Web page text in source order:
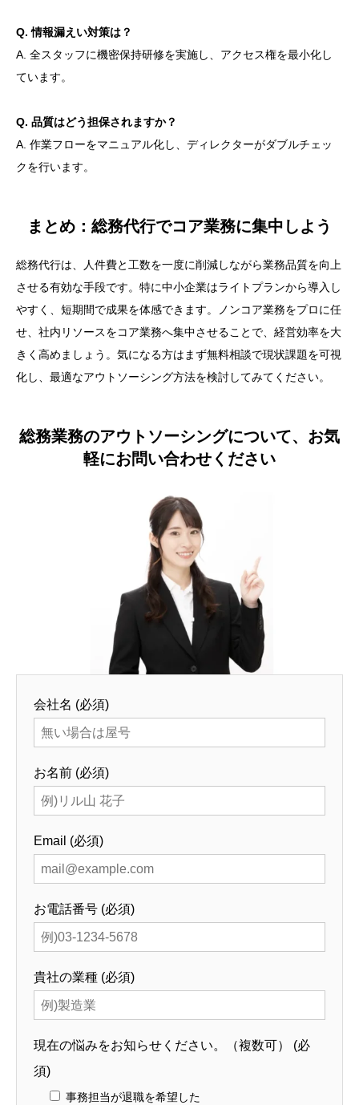
Q. 情報漏えい対策は？
A. 全スタッフに機密保持研修を実施し、アクセス権を最小化し
ています。
Q. 品質はどう担保されますか？
A. 作業フローをマニュアル化し、ディレクターがダブルチェッ
クを行います。
まとめ：総務代行でコア業務に集中しよう
総務代行は、人件費と工数を一度に削減しながら業務品質を向上
させる有効な手段です。特に中小企業はライトプランから導入し
やすく、短期間で成果を体感できます。ノンコア業務をプロに任
せ、社内リソースをコア業務へ集中させることで、経営効率を大
きく高めましょう。気になる方はまず無料相談で現状課題を可視
化し、最適なアウトソーシング方法を検討してみてください。
総務業務のアウトソーシングについて、お気
軽にお問い合わせください
会社名 (必須)
お名前 (必須)
Email (必須)
お電話番号 (必須)
貴社の業種 (必須)
現在の悩みをお知らせください。（複数可） (必
須)
事務担当が退職を希望した